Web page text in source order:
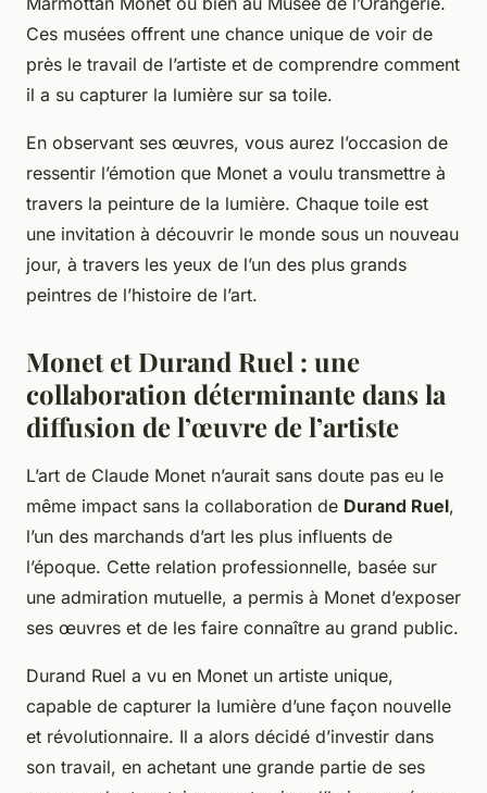
Ces musées offrent une chance unique de voir de
près le travail de l’artiste et de comprendre comment
il a su capturer la lumière sur sa toile.
En observant ses œuvres, vous aurez l’occasion de
ressentir l’émotion que Monet a voulu transmettre à
travers la peinture de la lumière. Chaque toile est
une invitation à découvrir le monde sous un nouveau
jour, à travers les yeux de l’un des plus grands
peintres de l’histoire de l’art.
Monet et Durand Ruel : une
collaboration déterminante dans la
diffusion de l’œuvre de l’artiste
L’art de Claude Monet n’aurait sans doute pas eu le
même impact sans la collaboration de Durand Ruel,
l’un des marchands d’art les plus influents de
l’époque. Cette relation professionnelle, basée sur
une admiration mutuelle, a permis à Monet d’exposer
ses œuvres et de les faire connaître au grand public.
Durand Ruel a vu en Monet un artiste unique,
capable de capturer la lumière d’une façon nouvelle
et révolutionnaire. Il a alors décidé d’investir dans
son travail, en achetant une grande partie de ses